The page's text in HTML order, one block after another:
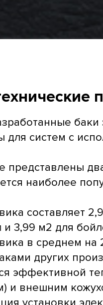
баки
для систем с
представлены
наиболее
составляет
3,99 м2 для
в среднем на
других
эффективной
и внешним